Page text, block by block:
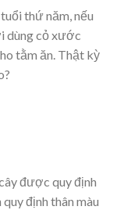
thứ năm, nếu
dùng cỏ xước
tằm ăn. Thật kỳ
được quy định
định thân màu